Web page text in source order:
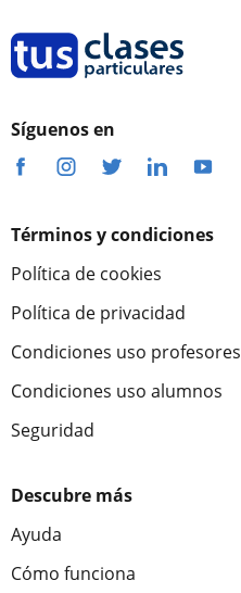
Síguenos en
Términos y condiciones
Política de cookies
Política de privacidad
Condiciones uso profesores
Condiciones uso alumnos
Seguridad
Descubre más
Ayuda
Cómo funciona